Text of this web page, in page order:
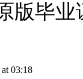
版毕
03:18